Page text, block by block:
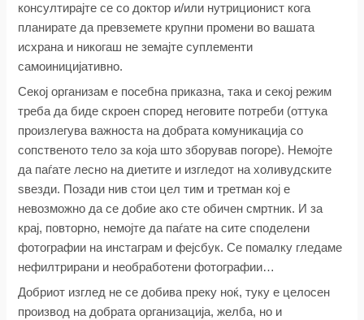
консултирајте се со доктор и/или нутриционист кога
планирате да превземете крупни промени во вашата
исхрана и никогаш не земајте суплементи
самоиницијативно.
Секој организам е посебна приказна, така и секој режим
треба да биде скроен според неговите потреби (оттука
произлегува важноста на добрата комуникација со
сопственото тело за која што зборував погоре). Немојте
да паѓате лесно на диетите и изгледот на холивудските
ѕвезди. Позади нив стои цел тим и третман кој е
невозможно да се добие ако сте обичен смртник. И за
крај, повторно, немојте да паѓате на сите споделени
фотографии на инстаграм и фејсбук. Се помалку гледаме
нефилтрирани и необработени фотографии…
Добриот изглед не се добива преку ноќ, туку е целосен
производ на добрата организација, желба, но и